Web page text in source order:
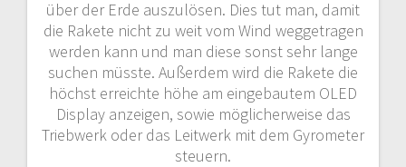
über der Erde auszulösen. Dies tut man, damit
die Rakete nicht zu weit vom Wind weggetragen
werden kann und man diese sonst sehr lange
suchen müsste. Außerdem wird die Rakete die
höchst erreichte höhe am eingebautem OLED
Display anzeigen, sowie möglicherweise das
Triebwerk oder das Leitwerk mit dem Gyrometer
steuern.